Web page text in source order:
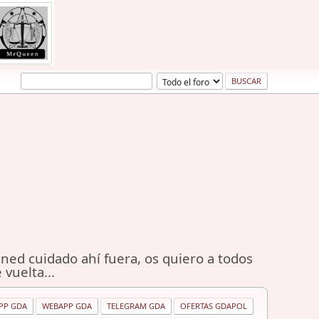
cuidado ahí fuera, os quiero a todos
vuelta...
GDA WEBAPP GDA TELEGRAM GDA OFERTAS GDAPOL